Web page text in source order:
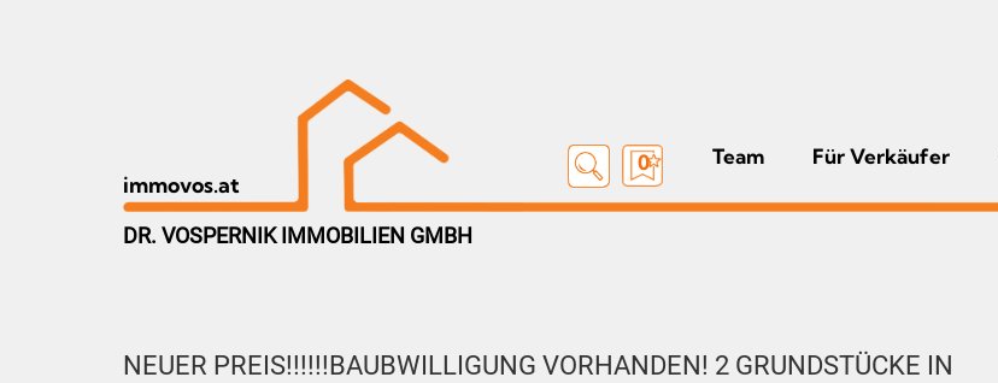
immovos.at
0 Team Für Verkäufer
DR. VOSPERNIK IMMOBILIEN GMBH
NEUER PREIS!!!!!!BAUBWILLIGUNG VORHANDEN! 2 GRUNDSTÜCKE IN